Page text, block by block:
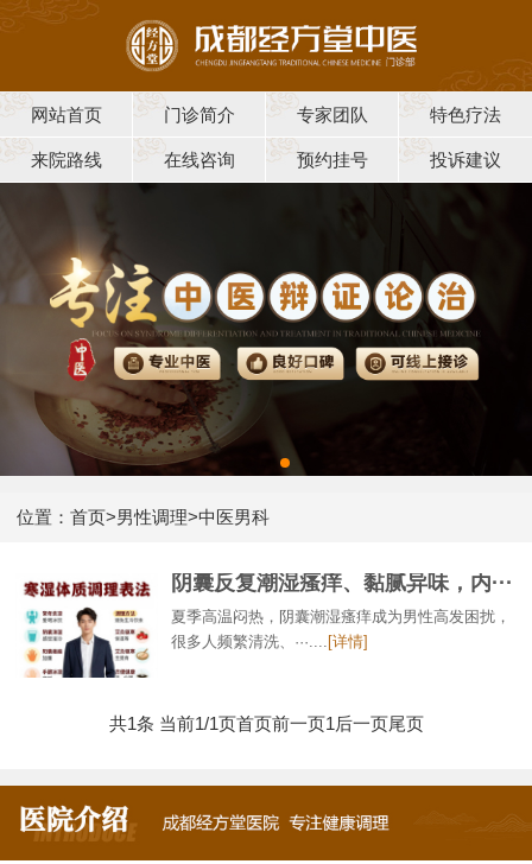
网站首页 门诊简介 专家团队 特色疗法
来院路线 在线咨询 预约挂号 投诉建议
位置： 首页>男性调理>中医男科
阴囊反复潮湿瘙痒、黏腻异味，内···
夏季高温闷热，阴囊潮湿瘙痒成为男性高发困扰，
很多人频繁清洗、···....
[详情]
共1条 当前1/1页首页前一页1后一页尾页